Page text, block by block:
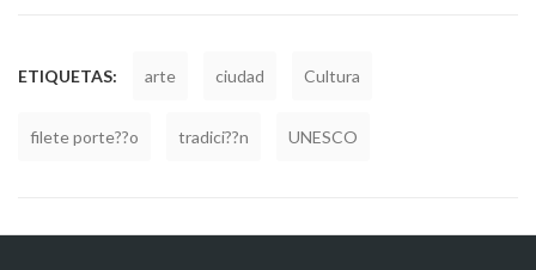
ETIQUETAS: arte ciudad Cultura
filete porte??o tradici??n UNESCO